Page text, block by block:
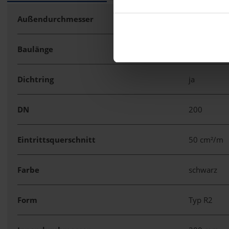
Außendurchmesser
Baulänge
Dichtring ja
DN 200
Eintrittsquerschnitt 50 cm²/m
Farbe schwarz
Form Typ R2